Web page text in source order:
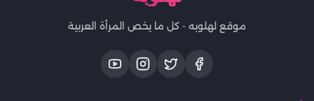
موقع لهلوبه - كل ما يخص المرأة العربية